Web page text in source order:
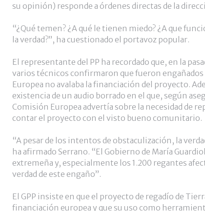
su opinión) responde a órdenes directas de la
“¿Qué temen? ¿A qué le tienen miedo? ¿A que
la verdad?”, ha cuestionado el portavoz popular.
El representante del PP ha recordado que, en la
varios técnicos confirmaron que fueron engañados
Europea no avalaba la financiación del proyecto.
existencia de un audio borrado en el que, según
Comisión Europea advertía sobre la necesidad de
contar el proyecto con el visto bueno comunitario.
“A pesar de los intentos de obstaculización, la
ha afirmado Serrano. “El Gobierno de María
extremeña y, especialmente los 1.200 regantes
verdad de este engaño”.
El GPP insiste en que el proyecto de regadío de
financiación europea y que su uso como